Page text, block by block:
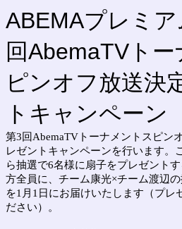
ABEMAプレミ
回AbemaTVト
ピンオフ放送決
トキャンペーン
第3回AbemaTVトーナメントスピン
レゼントキャンペーンを行います。
ら抽選で6名様に扇子をプレゼント
方全員に、チーム康光×チーム渡辺
を1月1日にお届けいたします（プレ
ださい）。